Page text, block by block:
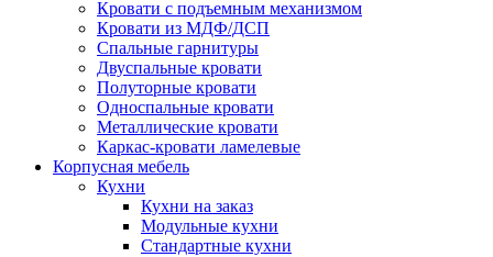
Кровати с подъемным механизмом
Кровати из МДФ/ДСП
Спальные гарнитуры
Двуспальные кровати
Полуторные кровати
Односпальные кровати
Металлические кровати
Каркас-кровати ламелевые
Корпусная мебель
Кухни
Кухни на заказ
Модульные кухни
Стандартные кухни